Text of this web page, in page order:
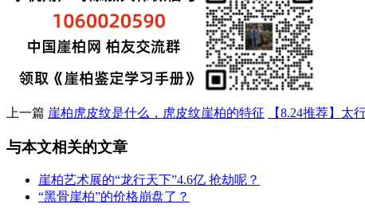
上一篇 崖柏虎皮纹是什么，虎皮纹崖柏的特征 【8.24推荐】太
与本文相关的文章
崖柏艺术展的“龙行天下”4.6亿 抢劫呢？
“黑骨崖柏”的价格崩盘了？